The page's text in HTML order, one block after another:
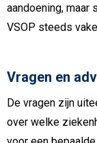
aandoening, maar
VSOP steeds
Vragen en
De vragen zijn
over welke